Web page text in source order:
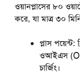
ওয়ানপ্লাসের ৮০
করে, যা মাত্র ৩০
প্লাস পয়েন্ট:
ওআইএস
চার্জিং।